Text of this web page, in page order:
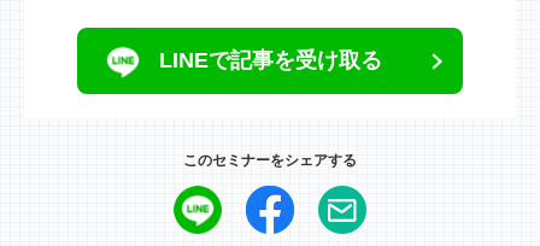
LINEで記事を受け取る
このセミナーをシェアする